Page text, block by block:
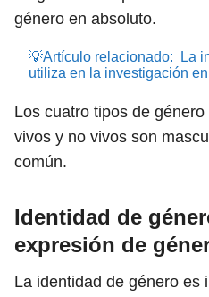
género en absoluto.
💡Artículo relacionado:
La
utiliza en la investigación
Los cuatro tipos de
vivos y no vivos son
común.
Identidad de
expresión de
La identidad de género es